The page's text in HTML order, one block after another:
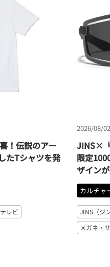
！伝説のアー
たTシャツを発
レビ
2026/08/
JINS×
限定
ザイン
カルチャ
JINS（ジ
メガネ・